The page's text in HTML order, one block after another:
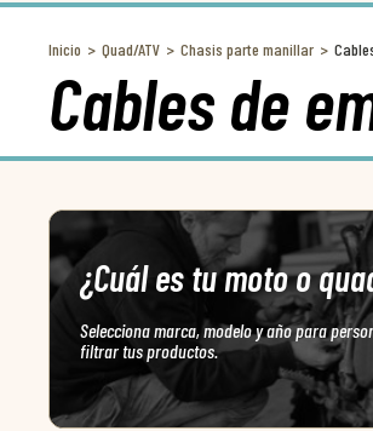
Inicio Quad/ATV Chasis parte manillar
Cables de
¿Cuál es tu moto o
Selecciona marca, modelo y año para
filtrar tus productos.